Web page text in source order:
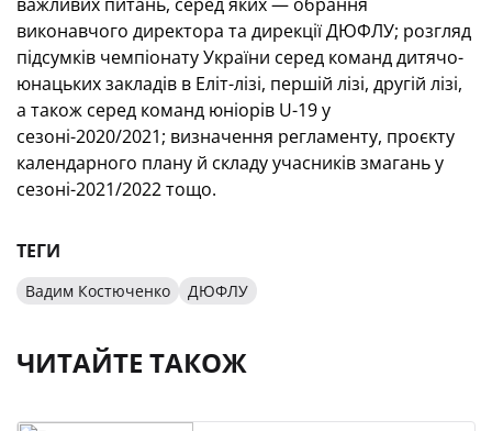
виконавчого директора та дирекції ДЮФЛУ; розгляд
підсумків чемпіонату України серед команд дитячо-
юнацьких закладів в Еліт-лізі, першій лізі, другій лізі,
а також серед команд юніорів U-19 у
сезоні-2020/2021; визначення регламенту, проєкту
календарного плану й складу учасників змагань у
сезоні-2021/2022 тощо.
ТЕГИ
Вадим Костюченко ДЮФЛУ
ЧИТАЙТЕ ТАКОЖ